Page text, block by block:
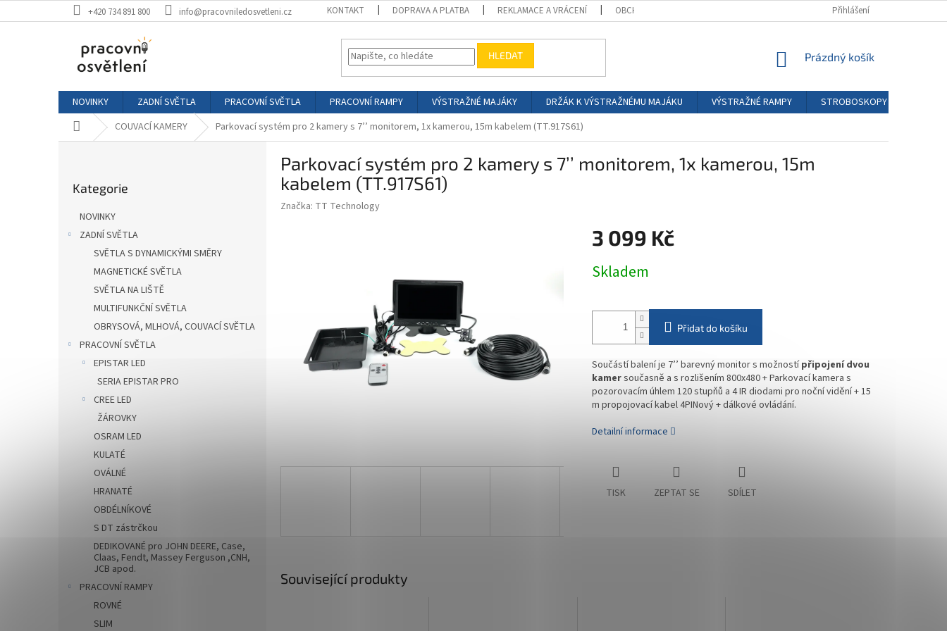
na
+420 734 891 800 info@pracovniledosvetleni.cz KONTAKT DOPRAVA A PLATBA REKLAMACE A VRÁCENÍ OBCHODNÍ PODMÍNKY Přihlášení
HLEDAT
NÁKUPNÍ
Prázdný košík
NOVINKY ZADNÍ SVĚTLA PRACOVNÍ SVĚTLA PRACOVNÍ RAMPY VÝSTRAŽNÉ MAJÁKY DRŽÁK K VÝSTRAŽNÉMU MAJÁKU VÝSTRAŽNÉ RAMPY STROBOSKOPY LED
Domů COUVACÍ KAMERY Parkovací systém pro 2 kamery s 7’’ monitorem, 1x kamerou, 15m kabelem (TT.917S61)
kategorie
Kategorie
NOVINKY
ZADNÍ SVĚTLA
SVĚTLA S DYNAMICKÝMI SMĚRY
MAGNETICKÉ SVĚTLA
SVĚTLA NA LIŠTĚ
MULTIFUNKČNÍ SVĚTLA
OBRYSOVÁ, MLHOVÁ, COUVACÍ SVĚTLA
PRACOVNÍ SVĚTLA
EPISTAR LED
SERIA EPISTAR PRO
CREE LED
ŽÁROVKY
OSRAM LED
KULATÉ
OVÁLNÉ
HRANATÉ
OBDÉLNÍKOVÉ
S DT zástrčkou
DEDIKOVANÉ pro JOHN DEERE, Case,
Claas, Fendt, Massey Ferguson ,CNH,
JCB apod.
PRACOVNÍ RAMPY
ROVNÉ
SLIM
Parkovací systém pro 2 kamery s 7’’ monitorem, 1x kamerou, 15m
kabelem (TT.917S61)
Značka: TT Technology
3 099 Kč
cena:
Skladem
Přidat do košíku
Součástí balení je 7’’ barevný monitor s možnostípřipojení dvou
kamersoučasně a s rozlišením 800x480 + Parkovací kamera s
pozorovacím úhlem 120 stupňů a 4 IR diodami pro noční vidění + 15
m propojovací kabel 4PINový + dálkové ovládání.
Detailní informace
TISK ZEPTAT SE SDÍLET
Související produkty